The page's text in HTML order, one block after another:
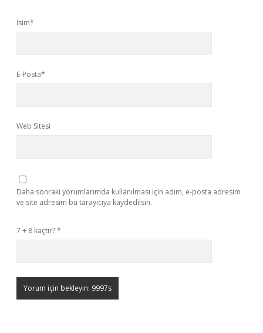
İsim*
E-Posta*
Web Sitesi
Daha sonraki yorumlarımda kullanılması için adım, e-posta adresim
ve site adresim bu tarayıcıya kaydedilsin.
7 + 8 kaçtır?*